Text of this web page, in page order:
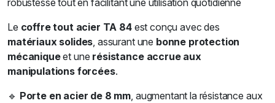
Le coffre tout acier TA 84est conçu avec des
matériaux solides , assurant une bonne protection
mécaniqueet une résistance accrue aux
manipulations forcées.
🔹 Porte en acier de 8 mm , augmentant la résistance aux